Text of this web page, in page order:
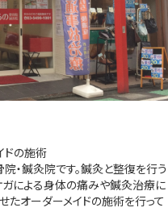
ドの施術
・鍼灸院です。鍼灸と整復を行う
ガによる身体の痛みや鍼灸治療に
オーダーメイドの施術を行って